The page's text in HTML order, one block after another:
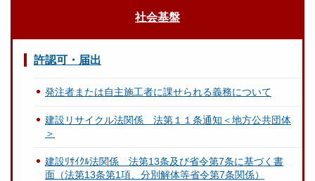
社会基盤
許認可・届出
発注者または自主施工者に課せられる義務について
建設リサイクル法関係 法第１１条通知＜地方公共団体
＞
建設ﾘｻｲｸﾙ法関係 法第13条及び省令第7条に基づく書
面（法第13条第1項、分別解体等省令第7条関係）